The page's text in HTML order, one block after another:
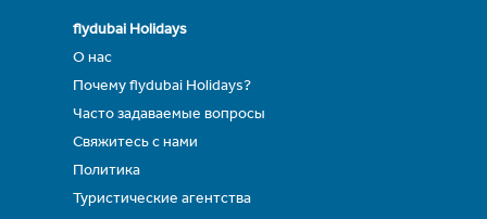
flydubai Holidays
О нас
Почему flydubai Holidays?
Часто задаваемые вопросы
Свяжитесь с нами
Политика
Туристические агентства